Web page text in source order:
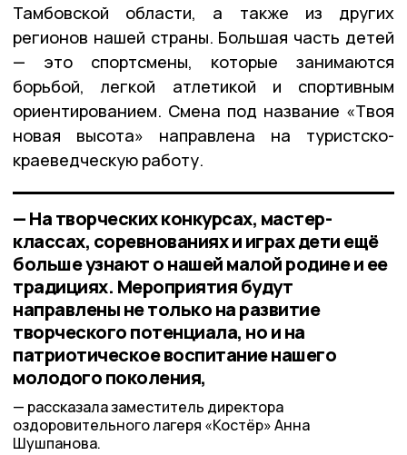
Тамбовской области, а также из других
регионов нашей страны. Большая часть детей
— это спортсмены, которые занимаются
борьбой, легкой атлетикой и спортивным
ориентированием. Смена под название «Твоя
новая высота» направлена на туристско-
краеведческую работу.
— На творческих конкурсах, мастер-
классах, соревнованиях и играх дети ещё
больше узнают о нашей малой родине и ее
традициях. Мероприятия будут
направлены не только на развитие
творческого потенциала, но и на
патриотическое воспитание нашего
молодого поколения,
рассказала заместитель директора
оздоровительного лагеря «Костёр» Анна
Шушпанова.